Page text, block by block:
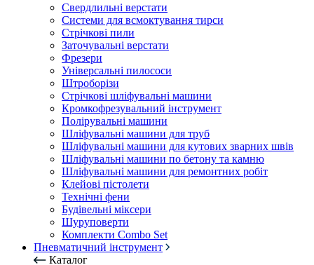
Свердлильні верстати
Системи для всмоктування тирси
Стрічкові пили
Заточувальні верстати
Фрезери
Універсальні пилососи
Штроборізи
Стрічкові шліфувальні машини
Кромкофрезувальний інструмент
Полірувальні машини
Шліфувальні машини для труб
Шліфувальні машини для кутових зварних швів
Шліфувальні машини по бетону та камню
Шліфувальні машини для ремонтних робіт
Клейові пістолети
Технічні фени
Будівельні міксери
Шуруповерти
Комплекти Combo Set
Пневматичний інструмент
Каталог